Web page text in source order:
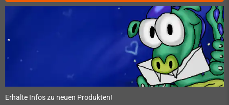
Erhalte Infos zu neuen Produkten!